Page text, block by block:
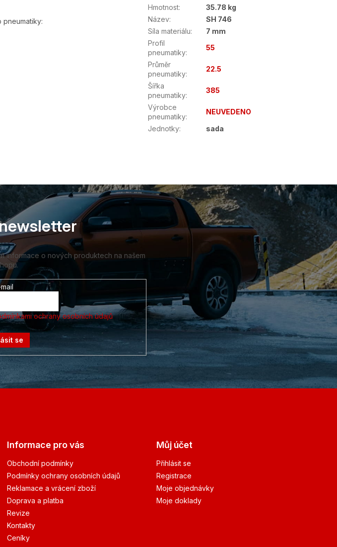
Hmotnost:
35.78 kg
Název:
SH 746
Síla materiálu:
7 mm
Profil
pneumatiky:
55
Průměr
pneumatiky:
22.5
Šířka
pneumatiky:
385
Výrobce
pneumatiky:
NEUVEDENO
Jednotky: sada
informace o nových produktech na našem
ochrany osobních údajů
se
Informace pro vás
Obchodní podmínky
Podmínky ochrany osobních údajů
Reklamace a vrácení zboží
Doprava a platba
Revize
Kontakty
Ceníky
Můj účet
Přihlásit se
Registrace
Moje objednávky
Moje doklady